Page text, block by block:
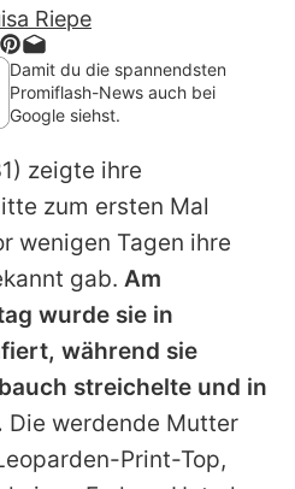
Richtlinien
Riepe
Damit du die spannendsten
Promiflash-News auch bei
Google siehst.
zeigte ihre
zum ersten Mal
wenigen Tagen ihre
gab. Am
wurde sie in
während sie
streichelte und in
Die werdende Mutter
Print-Top,